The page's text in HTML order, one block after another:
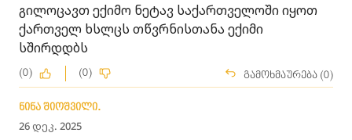
გილოცავთ ექიმო ნეტავ საქართველოში იყოთ
ქართველ ხსლცს თწვრნისთანა ექიმი
სშირდდბს
(0) (0) გამოხმაურება (0)
ნინა შიოშვილი.
26 დეკ. 2025